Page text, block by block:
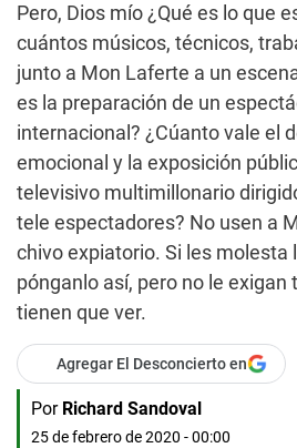
Pero, Dios mío ¿Qué es lo que
cuántos músicos, técnicos,
junto a Mon Laferte a un
es la preparación de un
internacional? ¿Cúanto vale el
emocional y la exposición
televisivo multimillonario
tele espectadores? No usen a
chivo expiatorio. Si les molesta
pónganlo así, pero no le exigan
tienen que ver.
Agregar El Desconcierto en
Por Richard Sandoval
25 de febrero de 2020 - 00:00